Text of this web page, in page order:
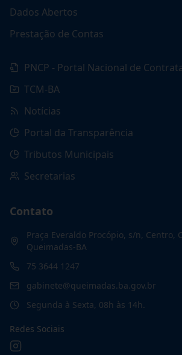
Dados Abertos
Prestação de Contas
PNCP - Portal Nacional de
TCM-BA
Notícias
Portal da Transparência
Tributos Municipais
Secretarias
Contato
Praça Everaldo Procópio, s/n, Centro,
Queimadas-BA
75 3644 1247
gabinete@queimadas.ba.gov.br
Segunda à Sexta, 08h às 14h.
Redes Sociais